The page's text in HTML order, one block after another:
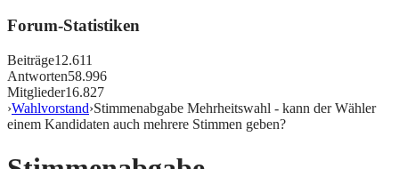
Forum-Statistiken
Beiträge12.611
Antworten58.996
Mitglieder16.827
›Wahlvorstand›Stimmenabgabe Mehrheitswahl - kann der Wähler
einem Kandidaten auch mehrere Stimmen geben?